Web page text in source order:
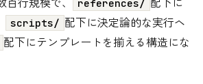
references/
scripts/ 配下に決定論的な実行ヘ
配下にテンプレートを揃える構造にな